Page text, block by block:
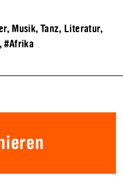
Musik, Tanz, Literatur,
,#Afrika